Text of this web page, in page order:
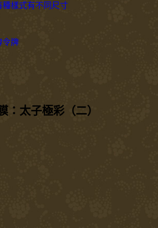
種樣式有不同尺寸
令牌
：太子極彩（二）